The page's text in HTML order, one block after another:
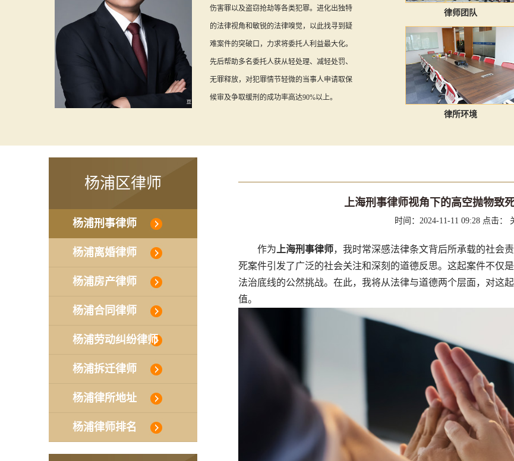
伤害罪以及盗窃抢劫等各类犯罪。进化出独特
的法律视角和敏锐的法律嗅觉，以此找寻到疑
难案件的突破口，力求将委托人利益最大化。
先后帮助多名委托人获从轻处理、减轻处罚、
无罪释放，对犯罪情节轻微的当事人申请取保
候审及争取缓刑的成功率高达90%以上。
律师团队
律所环境
杨浦区律师
杨浦刑事律师
杨浦离婚律师
杨浦房产律师
杨浦合同律师
杨浦劳动纠纷律师
杨浦拆迁律师
杨浦律所地址
杨浦律师排名
上海刑事律师视角下的高空抛物致
时间：2024-11-11 09:28 点击：
作为 上海刑事律师，我时常深感法律条文背后所承载的社会
死案件引发了广泛的社会关注和深刻的道德反思。这起案件不仅
法治底线的公然挑战。在此，我将从法律与道德两个层面，对这
值。